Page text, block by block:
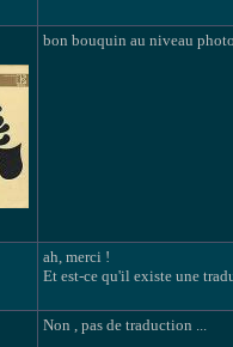
bon bouquin au niveau
ah, merci !
Et est-ce qu'il existe une
Non , pas de traduction ...